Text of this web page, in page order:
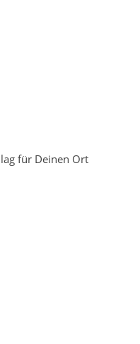
für Deinen Ort